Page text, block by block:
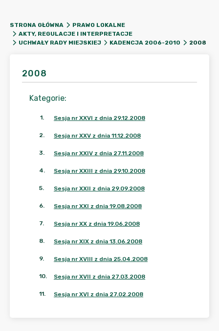
STRONA GŁÓWNA
PRAWO LOKALNE
AKTY, REGULACJE I INTERPRETACJE
UCHWAŁY RADY MIEJSKIEJ
KADENCJA 2006-2010 2008
2008
Kategorie:
1. Sesja nr XXVI z dnia 29.12.2008
2. Sesja nr XXV z dnia 11.12.2008
3. Sesja nr XXIV z dnia 27.11.2008
4. Sesja nr XXIII z dnia 29.10.2008
5. Sesja nr XXII z dnia 29.09.2008
6. Sesja nr XXI z dnia 19.08.2008
7. Sesja nr XX z dnia 19.06.2008
8. Sesja nr XIX z dnia 13.06.2008
9. Sesja nr XVIII z dnia 25.04.2008
10. Sesja nr XVII z dnia 27.03.2008
11. Sesja nr XVI z dnia 27.02.2008